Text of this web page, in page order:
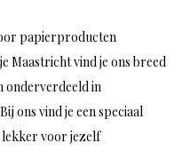
papierproducten
Maastricht vind je ons breed
onderverdeeld in
ons vind je een speciaal
lekker voor jezelf